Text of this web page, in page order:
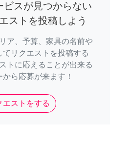
ビスが見つからない
ストを投稿しよう
ア、予算、家具の名前や
てリクエストを投稿する
トに応えることが出来る
ら応募が来ます！
エストをする